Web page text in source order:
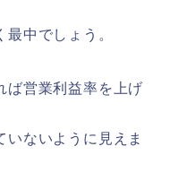
中でしょう。
ば営業利益率を上げ
いないように見えま